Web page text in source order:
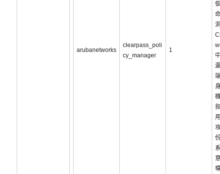
arubanetworks
clearpass_poli
cy_manager
1